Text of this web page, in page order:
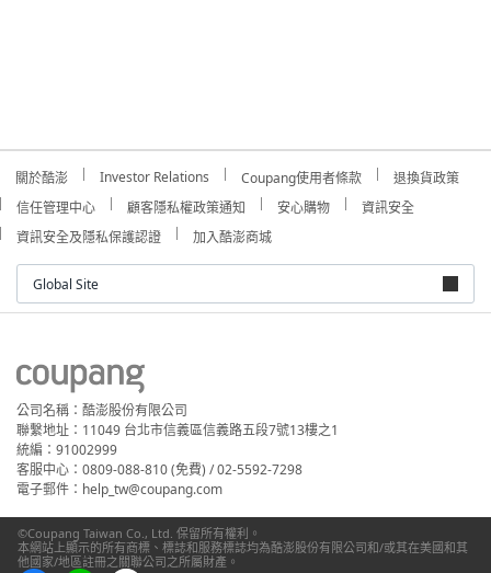
關於酷澎 Investor Relations Coupang使用者條款
退換貨政策
信任管理中心
顧客隱私權政策通知 安心購物
資訊安全
資訊安全及隱私保護認證
加入酷澎商城
Global Site
公司名稱：酷澎股份有限公司
聯繫地址：11049 台北市信義區信義路五段7號13樓之1
統編：91002999
客服中心：0809-088-810 (免費) / 02-5592-7298
電子郵件：help_tw@coupang.com
©Coupang Taiwan Co., Ltd. 保留所有權利。
本網站上顯示的所有商標、標誌和服務標誌均為酷澎股份有限公司和/或其在美國和其
他國家/地區註冊之關聯公司之所屬財產。